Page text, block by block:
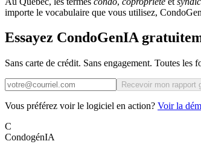
importe le vocabulaire que vous utilisez,
Essayez CondoGenIA
Sans carte de crédit. Sans engagement. Toutes
Recevoir mon rapport
Vous préférez voir le logiciel en action? Voir la
C
CondogénIA